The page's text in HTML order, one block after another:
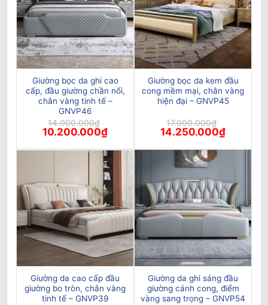
Giường bọc da ghi cao
cấp, đầu giường chần nổi,
chân vàng tinh tế –
GNVP46
14.000.000₫
Giá
gốc
là:
14.000.000₫.
10.200.000₫Giá
tại
là:
10.200.000₫.
Giường bọc da kem đầu
cong mềm mại, chân vàng
hiện đại – GNVP45
17.000.000₫
Giá
gốc
là:
17.000.000₫.
14.250.000₫Giá
tại
Giường da cao cấp đầu
giường bo tròn, chân vàng
tinh tế – GNVP39
Giường da ghi sáng đầu
giường cánh cong, điểm
vàng sang trọng – GNVP54